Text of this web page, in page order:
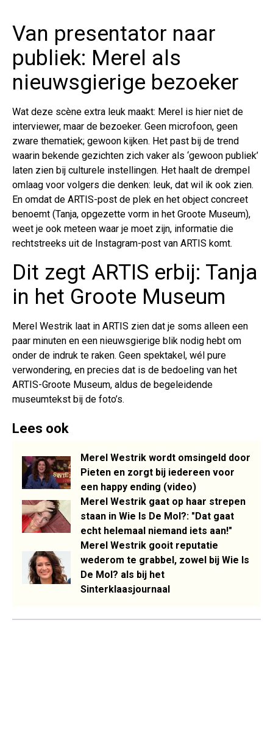
Van presentator naar
publiek: Merel als
nieuwsgierige bezoeker
Wat deze scène extra leuk maakt: Merel is hier niet de
interviewer, maar de bezoeker. Geen microfoon, geen
zware thematiek; gewoon kijken. Het past bij de trend
waarin bekende gezichten zich vaker als ‘gewoon publiek’
laten zien bij culturele instellingen. Het haalt de drempel
omlaag voor volgers die denken: leuk, dat wil ik ook zien.
En omdat de ARTIS-post de plek en het object concreet
benoemt (Tanja, opgezette vorm in het Groote Museum),
weet je ook meteen waar je moet zijn, informatie die
rechtstreeks uit de Instagram-post van ARTIS komt.
Dit zegt ARTIS erbij: Tanja
in het Groote Museum
Merel Westrik laat in ARTIS zien dat je soms alleen een
paar minuten en een nieuwsgierige blik nodig hebt om
onder de indruk te raken. Geen spektakel, wél pure
verwondering, en precies dat is de bedoeling van het
ARTIS-Groote Museum, aldus de begeleidende
museumtekst bij de foto’s.
Lees ook
Merel Westrik wordt omsingeld door
Pieten en zorgt bij iedereen voor
een happy ending (video)
Merel Westrik gaat op haar strepen
staan in Wie Is De Mol?: "Dat gaat
echt helemaal niemand iets aan!"
Merel Westrik gooit reputatie
wederom te grabbel, zowel bij Wie Is
De Mol? als bij het
Sinterklaasjournaal